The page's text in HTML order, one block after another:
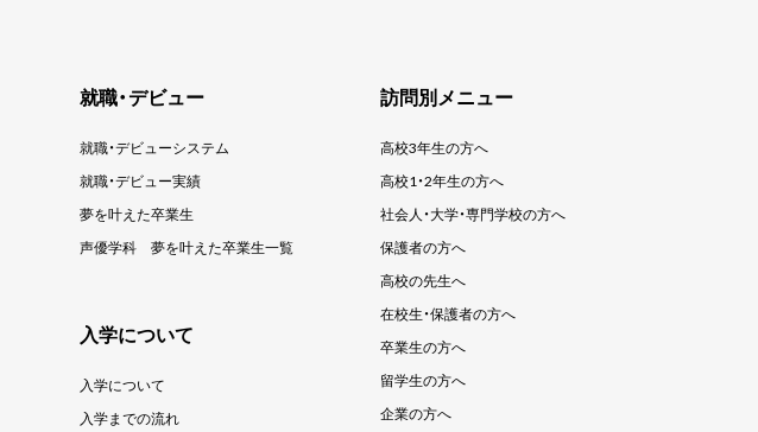
就職・デビュー
就職・デビューシステム
就職・デビュー実績
夢を叶えた卒業生
声優学科 夢を叶えた卒業生一覧
入学について
入学について
入学までの流れ
訪問別メニュー
高校3年生の方へ
高校1・2年生の方へ
社会人・大学・専門学校の方へ
保護者の方へ
高校の先生へ
在校生・保護者の方へ
卒業生の方へ
留学生の方へ
企業の方へ